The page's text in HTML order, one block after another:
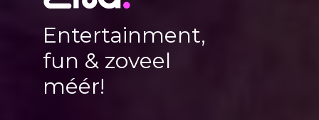
Entertainment,
fun & zoveel
méér!